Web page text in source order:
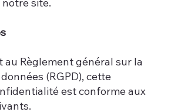
site.
au Règlement général sur la
(RGPD), cette
est conforme aux